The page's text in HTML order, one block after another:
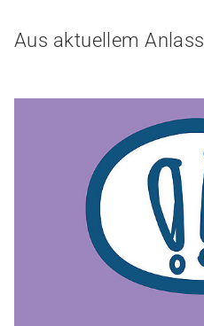
Aus aktuellem Anlass